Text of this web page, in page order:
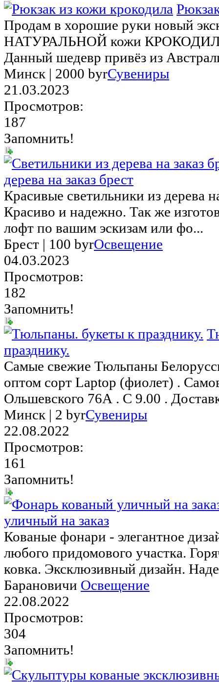
Продам в хорошие руки новый
НАТУРАЛЬНОЙ кожи
Данный шедевр привёз из
Минск | 2000 byrСувениры
21.03.2023
Просмотров:
187
Запомнить!
дерева на заказ брест
Красивые светильники из дерева
Красиво и надежно. Так же
лофт по вашим эскизам или фо...
Брест | 100 byrОсвещение
04.03.2023
Просмотров:
182
Запомнить!
празднику.
Самые свежие Тюльпаны
оптом сорт Laptop (фиолет) .
Ольшевского 76А . С 9.00 .
Минск | 2 byrСувениры
22.08.2022
Просмотров:
161
Запомнить!
уличный на заказ
Кованые фонари - элегантное
любого придомового участка.
ковка. Эксклюзивный дизайн.
Барановичи Освещение
22.08.2022
Просмотров:
304
Запомнить!